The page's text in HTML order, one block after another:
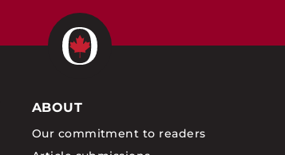
ABOUT
Our commitment to readers